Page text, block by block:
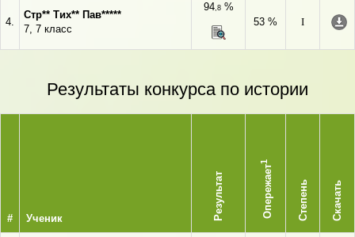
4.
Стр** Тих** Пав*****
7, 7 класс
94,8%
53 %
I
Результаты конкурса по истории
# Ученик Результат Опережает
1
Степень Скачать